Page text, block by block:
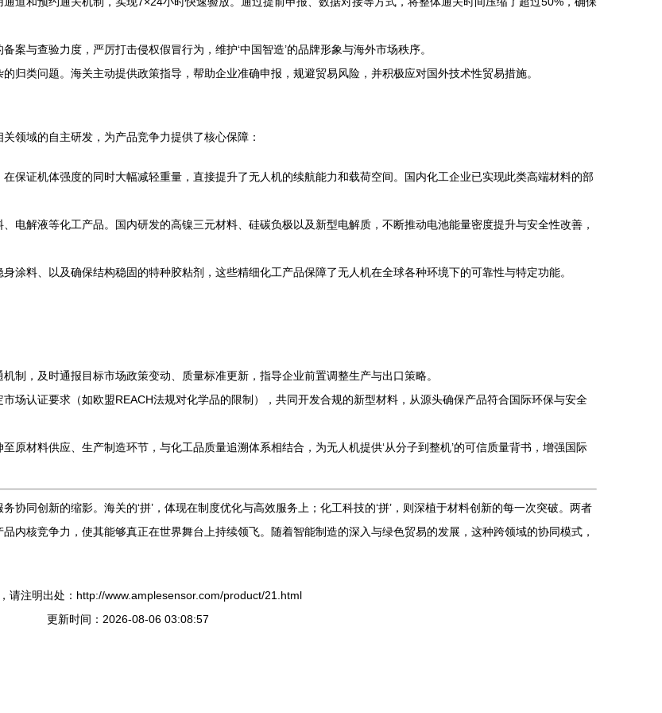
案与查验力度，严厉打击侵权假冒行为，维护‘中国智造’的品牌形象与海外市场秩序。
归类问题。海关主动提供政策指导，帮助企业准确申报，规避贸易风险，并积极应对国外技术性贸易措施。
领域的自主研发，为产品竞争力提供了核心保障：
保证机体强度的同时大幅减轻重量，直接提升了无人机的续航能力和载荷空间。国内化工企业已实现此类高端材料的部
解液等化工产品。国内研发的高镍三元材料、硅碳负极以及新型电解质，不断推动电池能量密度提升与安全性改善，
涂料、以及确保结构稳固的特种胶粘剂，这些精细化工产品保障了无人机在全球各种环境下的可靠性与特定功能。
制，及时通报目标市场政策变动、质量标准更新，指导企业前置调整生产与出口策略。
场认证要求（如欧盟REACH法规对化学品的限制），共同开发合规的新型材料，从源头确保产品符合国际环保与安全
原材料供应、生产制造环节，与化工品质量追溯体系相结合，为无人机提供‘从分子到整机’的可信质量背书，增强国际
同创新的缩影。海关的‘拼’，体现在制度优化与高效服务上；化工科技的‘拼’，则深植于材料创新的每一次突破。两者
内核竞争力，使其能够真正在世界舞台上持续领飞。随着智能制造的深入与绿色贸易的发展，这种跨领域的协同模式，
请注明出处：http://www.amplesensor.com/product/21.html
更新时间：2026-08-06 03:08:57